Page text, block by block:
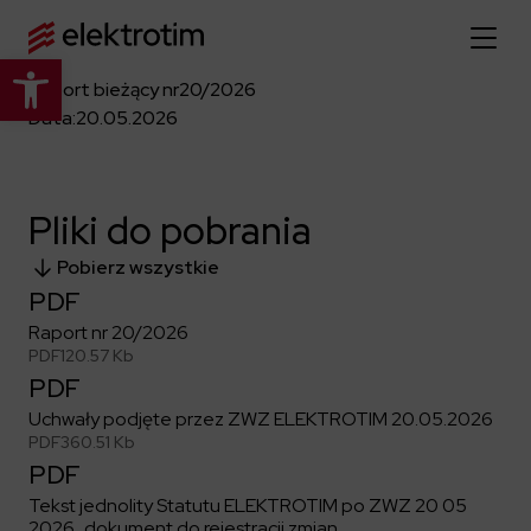
Otwórz pasek narzędzi
Strona główna
Więcej o nas
O firmie
Strategia
Władze spółki
Historia
Grupa kapitałowa
Portfolio
Dokumenty firmowe
Certyfikaty
Oferta
Poznaj pełną ofertę
Budownictwo Specjalistyczne
Elektroenergetyka
Resorty obronne
Przemysł
Infrastruktura użyteczności publicznej
Aktualności
Relacje inwestorskie
Dowiedz się więcej
Raporty
Kariera
Dowiedz się więcej
Raport bieżący nr20/2026
Data:20.05.2026
Pliki do pobrania
Pobierz wszystkie
PDF
Raport nr 20/2026
PDF120.57 Kb
PDF
Uchwały podjęte przez ZWZ ELEKTROTIM 20.05.2026
PDF360.51 Kb
PDF
Tekst jednolity Statutu ELEKTROTIM po ZWZ 20 05